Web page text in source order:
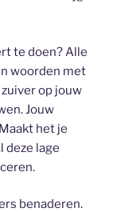
te doen? Alle
woorden met
op jouw
Jouw
het je
deze lage
benaderen.